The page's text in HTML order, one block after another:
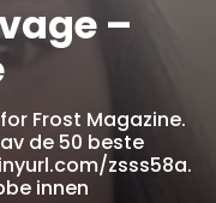
–
Frost Magazine.
de 50 beste
zsss58a.
innen